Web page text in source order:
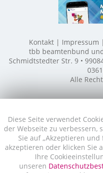
Diese Seite verwendet
der Webseite zu verbessern,
Sie auf „Akzeptieren
akzeptieren oder klicken Sie
Ihre
unseren
Kontakt Impressum
tbb beamtenbund
Schmidtstedter Str. 9 •
Alle